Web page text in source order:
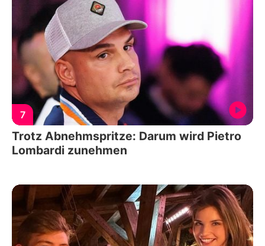
7
Trotz Abnehmspritze: Darum wird Pietro
Lombardi zunehmen